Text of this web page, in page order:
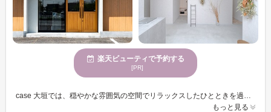
楽天ビューティで予約する
[PR]
case 大垣では、穏やかな雰囲気の空間でリラックスしたひとときを過ごしていただけます。女性スタッフが多く在籍しており、きめ細やかなサービスを提供します。幅広い年齢の方々にご利用いただいており、女性にも人気があります。個室を完備しており、プライベート感を重視した施術が受けられます。駐車場もあるため、お車でのアクセスも便利です。クレジットカードやQRコード決済など、多様な決済方法を利用でき、支払いもスムーズに行えます。幸福感と満足感に満ちたスタイルを手に入れ、自分らしさを最大限に引き出すお手伝いをいたします。case 大垣で心地よいサロン体験をご堪能ください。
もっと見る